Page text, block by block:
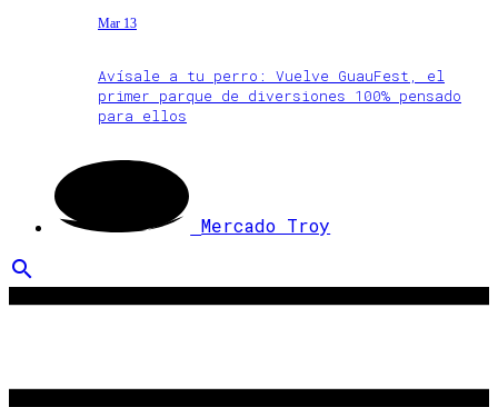
Mar 13
Avísale a tu perro: Vuelve GuauFest, el
primer parque de diversiones 100% pensado
para ellos
Mercado Troy
search